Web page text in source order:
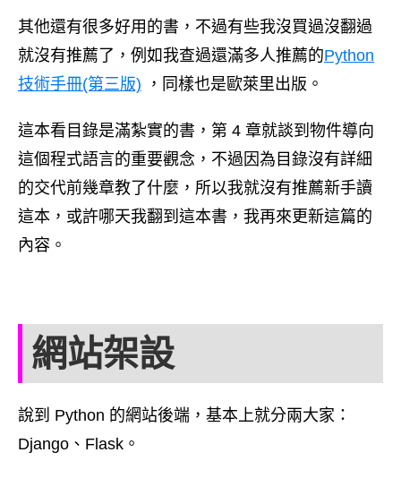
其他還有很多好用的書，不過有些我沒買過沒翻過
就沒有推薦了，例如我查過還滿多人推薦的Python
技術手冊(第三版) ，同樣也是歐萊里出版。
這本看目錄是滿紮實的書，第 4 章就談到物件導向
這個程式語言的重要觀念，不過因為目錄沒有詳細
的交代前幾章教了什麼，所以我就沒有推薦新手讀
這本，或許哪天我翻到這本書，我再來更新這篇的
內容。
網站架設
說到 Python 的網站後端，基本上就分兩大家：
Django、Flask。